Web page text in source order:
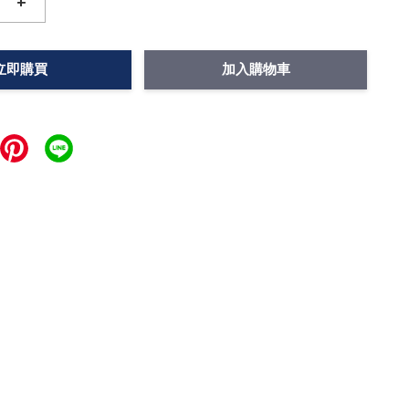
即購買 加入購物車